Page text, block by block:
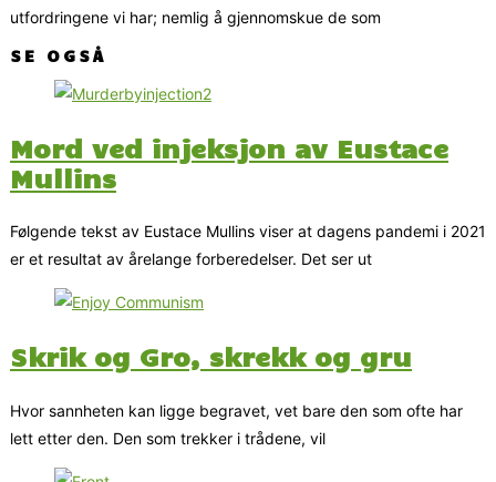
utfordringene vi har; nemlig å gjennomskue de som
SE OGSÅ
Mord ved injeksjon av Eustace
Mullins
Følgende tekst av Eustace Mullins viser at dagens pandemi i 2021
er et resultat av årelange forberedelser. Det ser ut
Skrik og Gro, skrekk og gru
Hvor sannheten kan ligge begravet, vet bare den som ofte har
lett etter den. Den som trekker i trådene, vil